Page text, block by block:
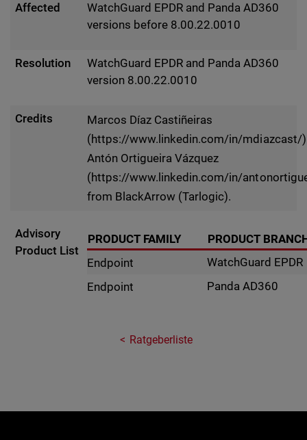
Affected
WatchGuard EPDR and Panda AD360
versions before 8.00.22.0010
Resolution
WatchGuard EPDR and Panda AD360
version 8.00.22.0010
Credits
Marcos Díaz Castiñeiras
(https://www.linkedin.com/in/mdiazcast/)
Antón Ortigueira Vázquez
(https://www.linkedin.com/in/
from BlackArrow (Tarlogic).
Advisory
Product List
PRODUCT FAMILY
PRODUCT
Endpoint
WatchGuard EPDR
Endpoint
Panda AD360
Ratgeberliste